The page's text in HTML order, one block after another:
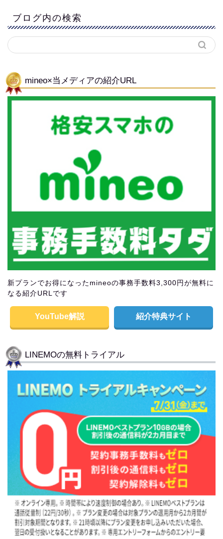
ブログ内の検索
mineo×当メディアの紹介URL
新プランでお得になったmineoの事務手数料3,300円が無料に
なる紹介URLです
YouTube解説 紹介特典サイト
LINEMOの無料トライアル